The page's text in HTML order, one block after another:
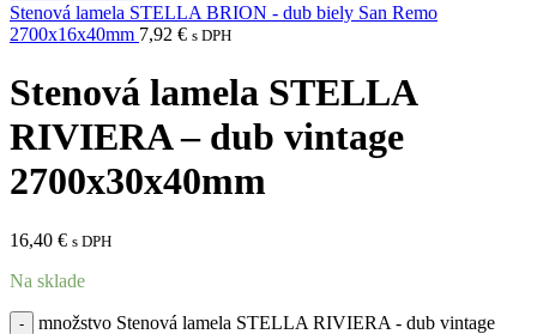
Stenová lamela STELLA BRION - dub biely San Remo
2700x16x40mm 7,92 € s DPH
Stenová lamela STELLA
RIVIERA – dub vintage
2700x30x40mm
16,40 € s DPH
Na sklade
množstvo Stenová lamela STELLA RIVIERA - dub vintage